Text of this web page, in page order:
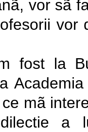
vor sã
vor
fost la
mã
a